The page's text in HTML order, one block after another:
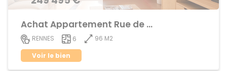
Achat Appartement Rue de Nantes
RENNES 6
96 M2
Voir le bien